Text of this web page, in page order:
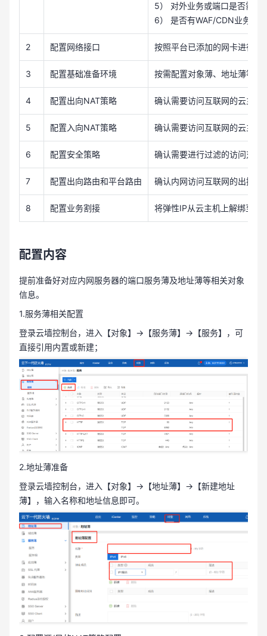
5） 对外业务或端口是否需要
6） 是否有WAF/CDN业务访
2 配置网络接口 按照平台已添加的网卡进行
3 配置基础准备环境 按需配置对象薄、地址薄等
4 配置出向NAT策略 确认需要访问互联网的云主
5 配置入向NAT策略 确认需要访问互联网的云主
6 配置安全策略 确认需要进行过滤的访问对
7 配置出向路由和平台路由 确认内网访问互联网的出接
8 配置业务割接 将弹性IP从云主机上解绑至云
配置内容
提前准备好对应内网服务器的端口服务薄及地址薄等相关对象
信息。
1.服务薄相关配置
登录云墙控制台，进入【对象】→【服务薄】→【服务】，可
直接引用内置或新建；
2.地址薄准备
登录云墙控制台，进入【对象】→【地址薄】→【新建地址
薄】，输入名称和地址信息即可。